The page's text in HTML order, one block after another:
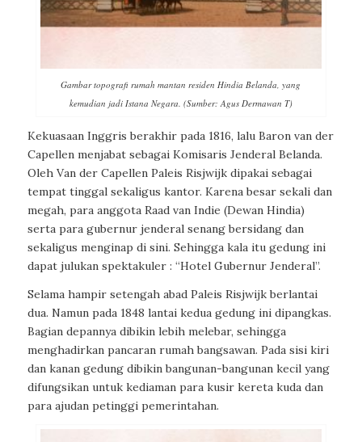
Gambar topografi rumah mantan residen Hindia Belanda, yang
kemudian jadi Istana Negara. (Sumber: Agus Dermawan T)
Kekuasaan Inggris berakhir pada 1816, lalu Baron van der
Capellen menjabat sebagai Komisaris Jenderal Belanda.
Oleh Van der Capellen Paleis Risjwijk dipakai sebagai
tempat tinggal sekaligus kantor. Karena besar sekali dan
megah, para anggota Raad van Indie (Dewan Hindia)
serta para gubernur jenderal senang bersidang dan
sekaligus menginap di sini. Sehingga kala itu gedung ini
dapat julukan spektakuler : “Hotel Gubernur Jenderal”.
Selama hampir setengah abad Paleis Risjwijk berlantai
dua. Namun pada 1848 lantai kedua gedung ini dipangkas.
Bagian depannya dibikin lebih melebar, sehingga
menghadirkan pancaran rumah bangsawan. Pada sisi kiri
dan kanan gedung dibikin bangunan-bangunan kecil yang
difungsikan untuk kediaman para kusir kereta kuda dan
para ajudan petinggi pemerintahan.